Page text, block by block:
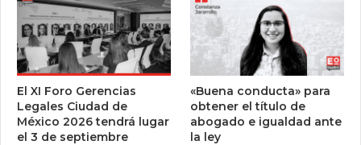
El XI Foro Gerencias
Legales Ciudad de
México 2026 tendrá lugar
el 3 de septiembre
«Buena conducta» para
obtener el título de
abogado e igualdad ante
la ley